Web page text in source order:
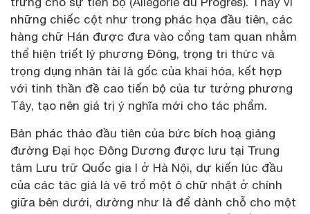
những chiếc cột như trong phác họa đầu tiên, các
hàng chữ Hán được đưa vào cổng tam quan nhằm
thể hiện triết lý phương Đông, trọng tri thức và
trọng dụng nhân tài là gốc của khai hóa, kết hợp
với tinh thần đề cao tiến bộ của tư tưởng phương
Tây, tạo nên giá trị ý nghĩa mới cho tác phẩm.
Bản phác thảo đầu tiên của bức bích hoạ giảng
đường Đại học Đông Dương được lưu tại Trung
tâm Lưu trữ Quốc gia I ở Hà Nội, dự kiến lúc đầu
của các tác giả là vẽ trổ một ô chữ nhật ở chính
giữa bên dưới, dường như là để dành chỗ cho một